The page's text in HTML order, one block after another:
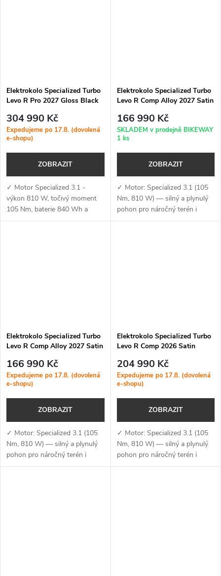
Elektrokolo Specialized Turbo
Levo R Pro 2027 Gloss Black
304 990 Kč
Expedujeme po 17.8. (dovolená
e-shopu)
ZOBRAZIT
✓ Motor Specialized 3.1 -
výkon 810 W, točivý moment
105 Nm, baterie 840 Wh a
podpora aplikace Specialized
Elektrokolo Specialized Turbo
Levo R Comp Alloy 2027 Satin
Shadow Silver
166 990 Kč
SKLADEM v prodejně BIKEWAY
1 ks
ZOBRAZIT
✓ Motor: Specialized 3.1 (105
Nm, 810 W) — silný a plynulý
pohon pro náročný terén i
dlouhé výjezdy ✓ Baterie +
Elektrokolo Specialized Turbo
Levo R Comp Alloy 2027 Satin
Metallic
166 990 Kč
Expedujeme po 17.8. (dovolená
e-shopu)
ZOBRAZIT
✓ Motor: Specialized 3.1 (105
Nm, 810 W) — silný a plynulý
pohon pro náročný terén i
dlouhé výjezdy✓ Baterie +
Elektrokolo Specialized Turbo
Levo R Comp 2026 Satin
Sandstone Metallic
204 990 Kč
Expedujeme po 17.8. (dovolená
e-shopu)
ZOBRAZIT
✓ Motor: Specialized 3.1 (105
Nm, 810 W) — silný a plynulý
pohon pro náročný terén i
dlouhé výjezdy ✓ Baterie +